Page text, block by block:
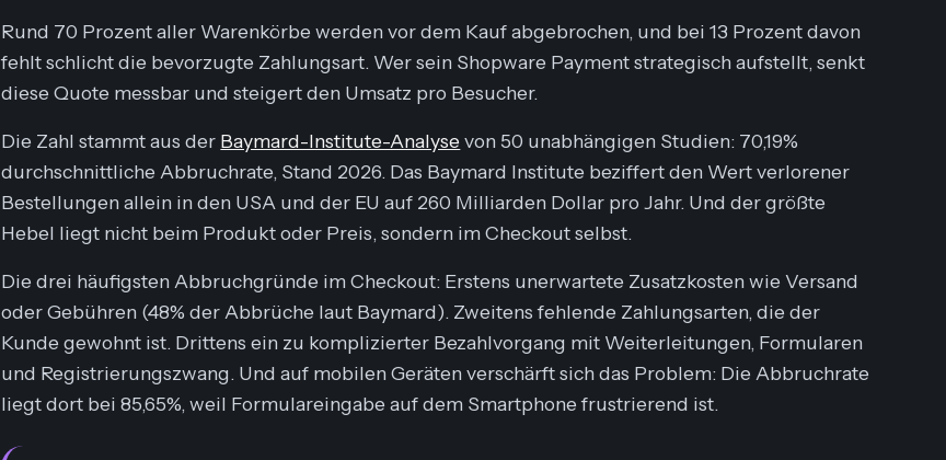
Rund 70 Prozent aller Warenkörbe werden vor dem Kauf abgebrochen, und bei 13 Prozent davon
fehlt schlicht die bevorzugte Zahlungsart. Wer sein Shopware Payment strategisch aufstellt, senkt
diese Quote messbar und steigert den Umsatz pro Besucher.
Die Zahl stammt aus der Baymard-Institute-Analysevon 50 unabhängigen Studien: 70,19%
durchschnittliche Abbruchrate, Stand 2026. Das Baymard Institute beziffert den Wert verlorener
Bestellungen allein in den USA und der EU auf 260 Milliarden Dollar pro Jahr. Und der größte
Hebel liegt nicht beim Produkt oder Preis, sondern im Checkout selbst.
Die drei häufigsten Abbruchgründe im Checkout: Erstens unerwartete Zusatzkosten wie Versand
oder Gebühren (48% der Abbrüche laut Baymard). Zweitens fehlende Zahlungsarten, die der
Kunde gewohnt ist. Drittens ein zu komplizierter Bezahlvorgang mit Weiterleitungen, Formularen
und Registrierungszwang. Und auf mobilen Geräten verschärft sich das Problem: Die Abbruchrate
liegt dort bei 85,65%, weil Formulareingabe auf dem Smartphone frustrierend ist.